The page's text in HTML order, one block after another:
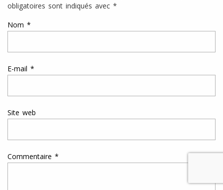
obligatoires sont indiqués avec *
Nom *
E-mail *
Site web
Commentaire *